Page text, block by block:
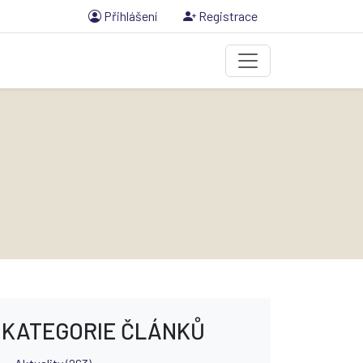
Přihlášení Registrace
KATEGORIE ČLÁNKŮ